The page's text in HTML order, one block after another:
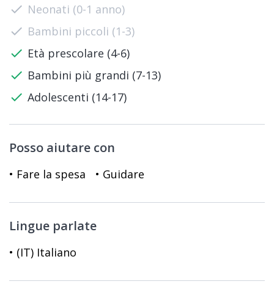
check Neonati (0-1 anno)
check Bambini piccoli (1-3)
check Età prescolare (4-6)
check Bambini più grandi (7-13)
check Adolescenti (14-17)
Posso aiutare con
• Fare la spesa • Guidare
Lingue parlate
• (IT) Italiano